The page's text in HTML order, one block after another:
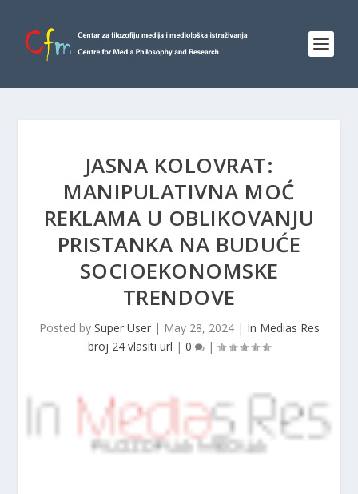
JASNA KOLOVRAT:
MANIPULATIVNA MOĆ
REKLAMA U OBLIKOVANJU
PRISTANKA NA BUDUĆE
SOCIOEKONOMSKE
TRENDOVE
Posted by Super User| May 28, 2024| In Medias Res
broj 24 vlasiti url | 0 |